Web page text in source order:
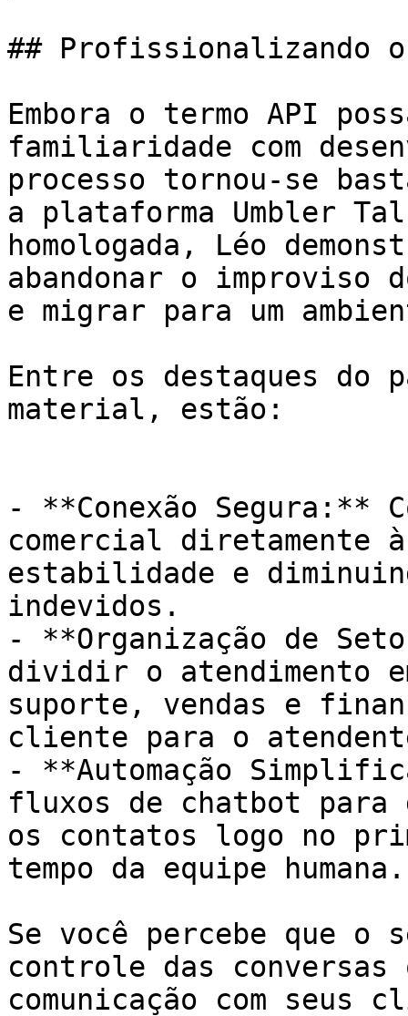
## Profissionalizando o
Embora o termo API
familiaridade com
processo tornou-se
a plataforma Umbler
homologada, Léo
abandonar o improviso
e migrar para um
Entre os destaques do
material, estão:
- **Conexão Segura:**
comercial diretamente
estabilidade e
indevidos.
- **Organização de
dividir o atendimento
suporte, vendas e
cliente para o
- **Automação
fluxos de chatbot
os contatos logo no
tempo da equipe humana.
Se você percebe que o
controle das conversas
comunicação com